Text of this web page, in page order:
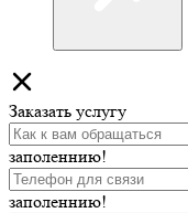
Заказать услугу
заполеннию!
заполеннию!